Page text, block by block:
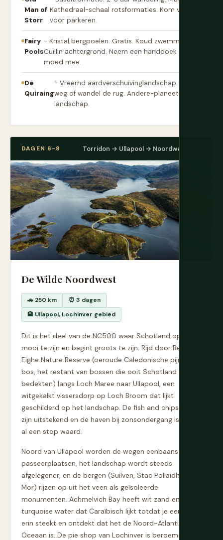
Man of
Storr
Kathedraal-schaal rotsformaties. Kom vroeg
voor parkeren.
Fairy
Pools
- Kristal bergpoelen. Gratis. Koud zwemmen.
Cuillin achtergrond. Neem een handdoek en
moed mee.
De
Quiraing
- Vreemd aardverschuivinglandschap. Rijd de
weg of wandel de rug. Andere-planeet
landschap.
DAGEN 6-8 Torridon → Ullapool → Noordwestkust
De Wilde Noordwest
🚗 250 km
⏰ 3 dagen
🏨 Ullapool, Lochinver gebied
Dit is het deel van de NC500 waar Schotland ophoudt
mooi te zijn en begint groots te zijn. Rijd door Beinn
Eighe Nature Reserve (oeroude Caledonische pijnboom
bos, het restant van bossen die ooit Schotland
bedekten) langs Loch Maree naar Ullapool, een
witgekalkt vissersdorp op Loch Broom dat lijkt
geschilderd op het landschap. De fish and chips hier
zijn uitstekend en de haven bij zonsondergang is alleen
al een stop waard.
Noord van Ullapool worden de wegen eenbaans met
passeerplaatsen, het landschap wordt steeds
afgelegener, en de bergen (Suilven, Stac Pollaidh, Cul
Mor) rijzen op uit het veen als geïsoleerde
monumenten. Achmelvich Bay heeft wit zand en
turquoise water dat Caraïbisch lijkt totdat je een teen
erin steekt en ontdekt dat het de Noord-Atlantische
Oceaan is. De pie shop van Lochinver is beroemd om